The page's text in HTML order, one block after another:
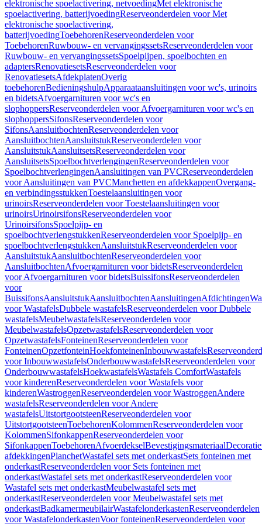
elektronische spoelactivering, netvoedingMet elektronische
spoelactivering, batterijvoedingReserveonderdelen voor Met
elektronische spoelactivering,
batterijvoedingToebehorenReserveonderdelen voor
ToebehorenRuwbouw- en vervangingssetsReserveonderdelen voor
Ruwbouw- en vervangingssetsSpoelpijpen, spoelbochten en
adaptersRenovatiesetsReserveonderdelen voor
RenovatiesetsAfdekplatenOverig
toebehorenBedieningshulpApparaataansluitingen voor wc's, urinoirs
en bidetsAfvoergarnituren voor wc's en
slophoppersReserveonderdelen voor Afvoergarnituren voor wc's en
slophoppersSifonsReserveonderdelen voor
SifonsAansluitbochtenReserveonderdelen voor
AansluitbochtenAansluitstukReserveonderdelen voor
AansluitstukAansluitsetsReserveonderdelen voor
AansluitsetsSpoelbochtverlengingenReserveonderdelen voor
SpoelbochtverlengingenAansluitingen van PVCReserveonderdelen
voor Aansluitingen van PVCManchetten en afdekkappenOvergang-
en verbindingsstukkenToestelaansluitingen voor
urinoirsReserveonderdelen voor Toestelaansluitingen voor
urinoirsUrinoirsifonsReserveonderdelen voor
UrinoirsifonsSpoelpijp- en
spoelbochtverlengstukkenReserveonderdelen voor Spoelpijp- en
spoelbochtverlengstukkenAansluitstukReserveonderdelen voor
AansluitstukAansluitbochtenReserveonderdelen voor
AansluitbochtenAfvoergarnituren voor bidetsReserveonderdelen
voor Afvoergarnituren voor bidetsBuissifonsReserveonderdelen
voor
BuissifonsAansluitstukAansluitbochtenAansluitingenAfdichtingen
voor WastafelsDubbele wastafelsReserveonderdelen voor Dubbele
wastafelsMeubelwastafelsReserveonderdelen voor
MeubelwastafelsOpzetwastafelsReserveonderdelen voor
OpzetwastafelsFonteinenReserveonderdelen voor
FonteinenOpzetfonteinHoekfonteinenInbouwwastafels
voor InbouwwastafelsOnderbouwwastafelsReserveonderdelen voor
OnderbouwwastafelsHoekwastafelsWastafels ComfortWastafels
voor kinderenReserveonderdelen voor Wastafels voor
kinderenWastroggenReserveonderdelen voor WastroggenAndere
wastafelsReserveonderdelen voor Andere
wastafelsUitstortgootsteenReserveonderdelen voor
UitstortgootsteenToebehorenKolommenReserveonderdelen voor
KolommenSifonkappenReserveonderdelen voor
SifonkappenToebehorenAfvoerdekselBevestigingsmateriaal
afdekkingenPlanchetWastafel sets met onderkastSets fonteinen met
onderkastReserveonderdelen voor Sets fonteinen met
onderkastWastafel sets met onderkastReserveonderdelen voor
Wastafel sets met onderkastMeubelwastafel sets met
onderkastReserveonderdelen voor Meubelwastafel sets met
onderkastBadkamermeubilairWastafelonderkastenReserveonderdelen
voor WastafelonderkastenVoor fonteinenReserveonderdelen voor